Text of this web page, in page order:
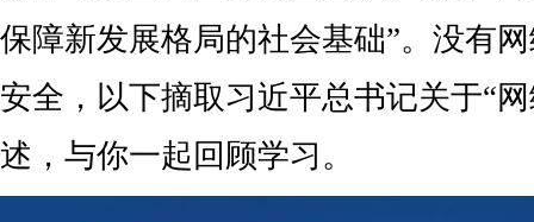
保障新发展格局的社会基础”。没有
安全，以下摘取习近平总书记关于“
述，与你一起回顾学习。